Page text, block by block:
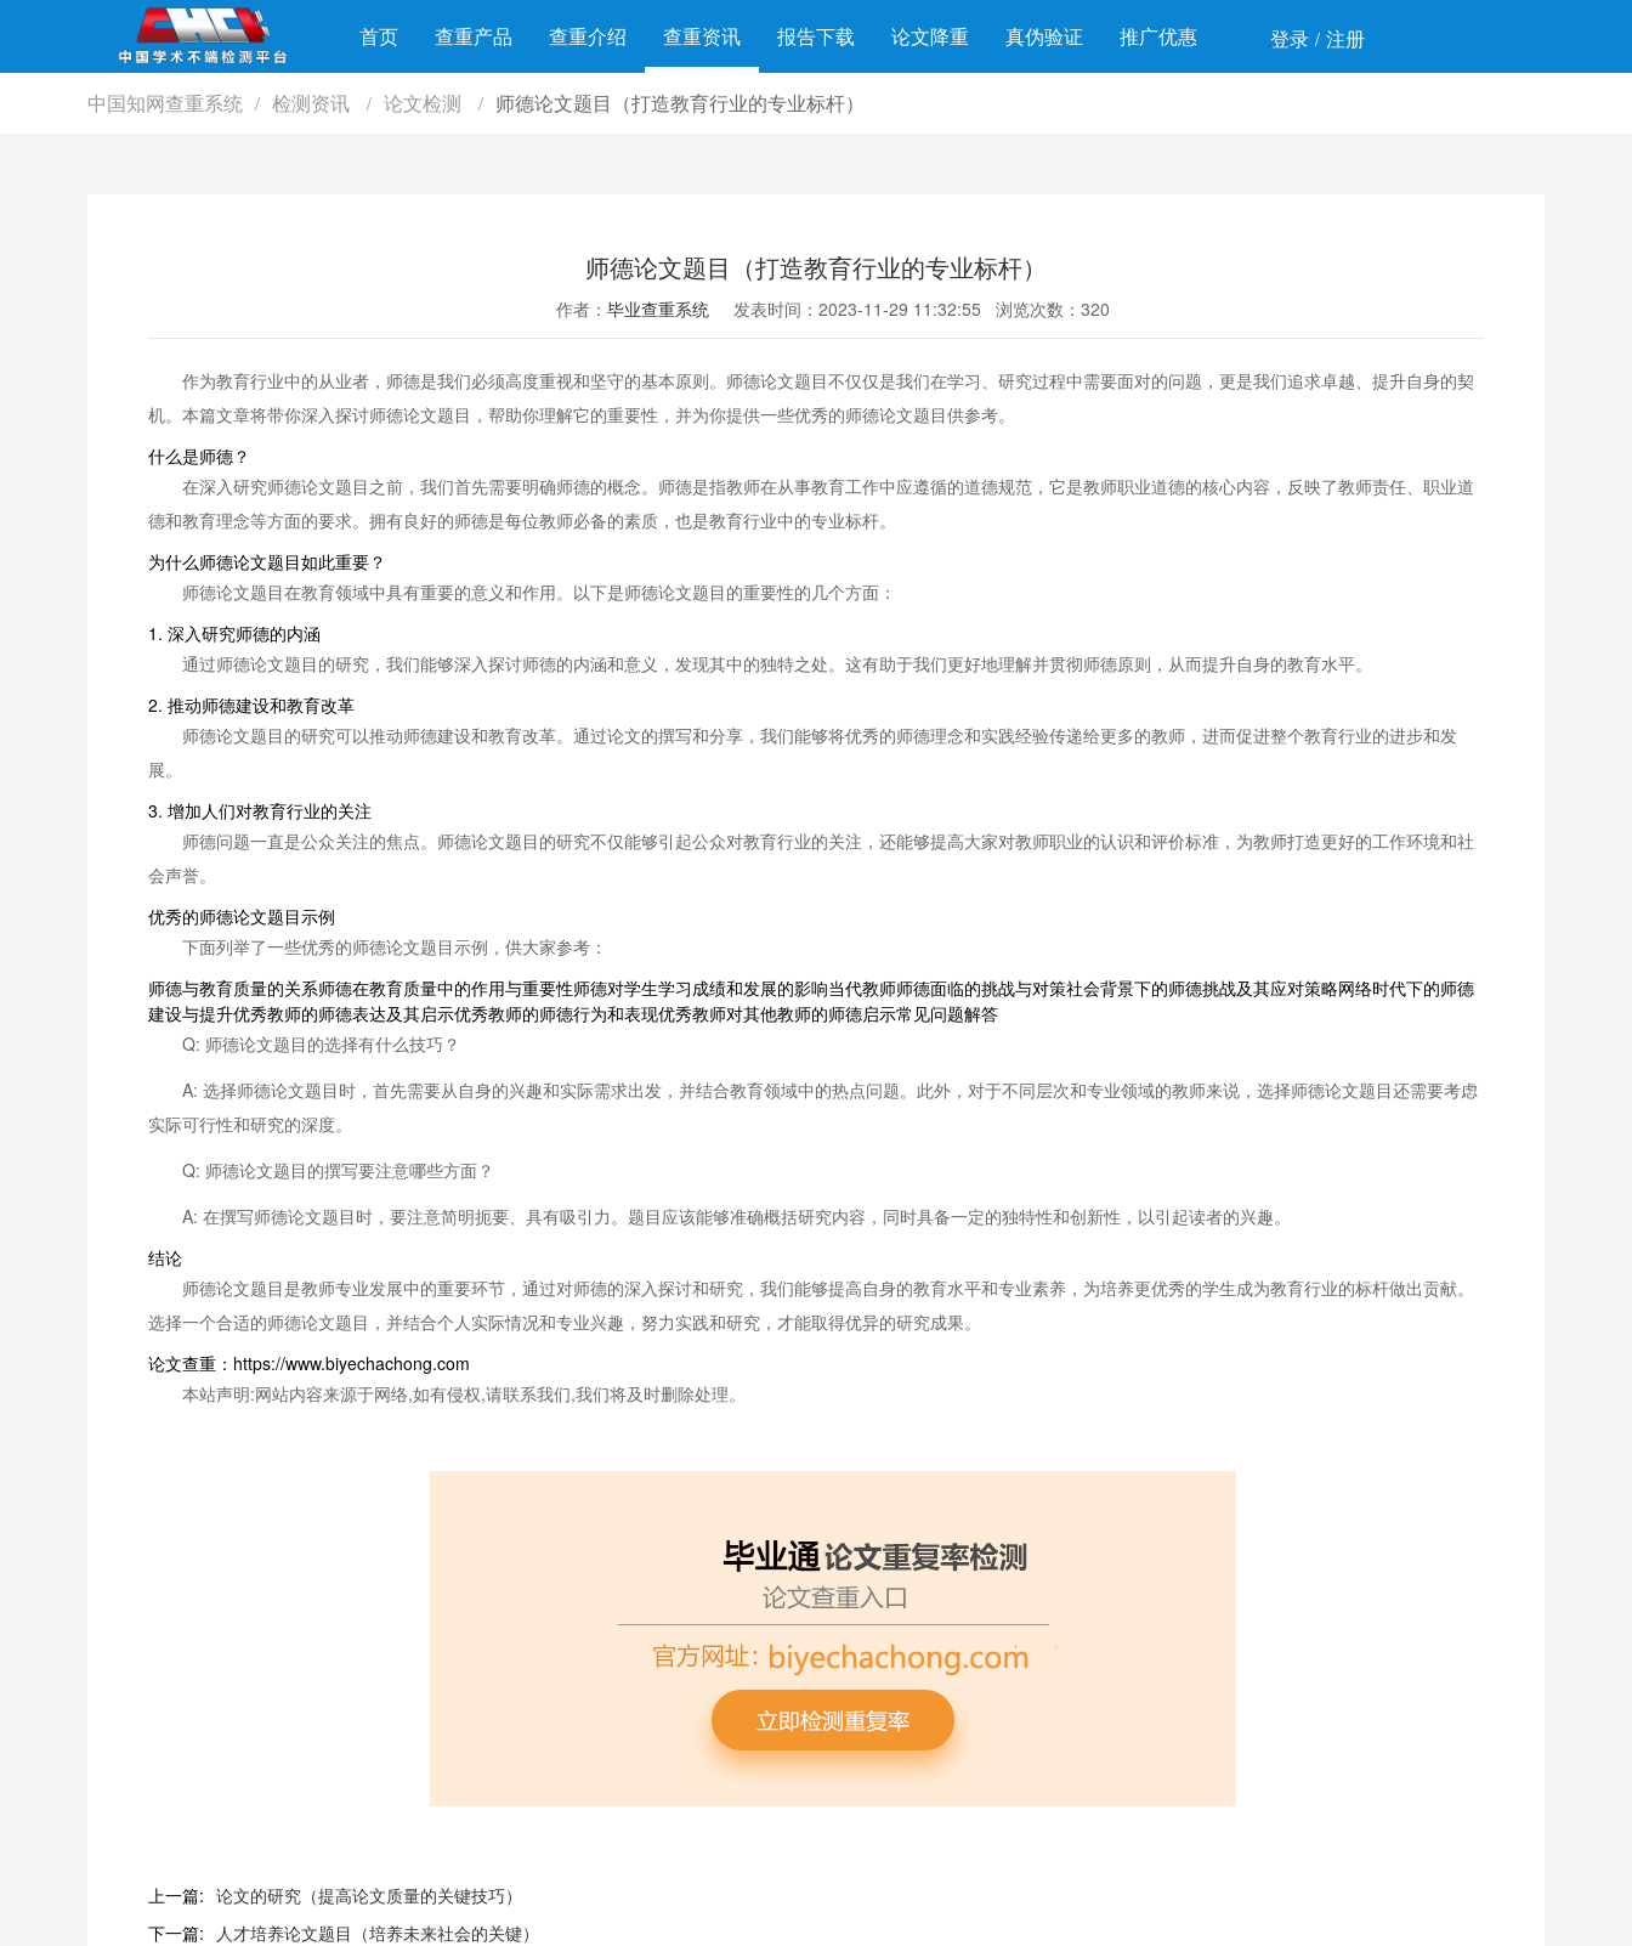
首页 查重产品 查重介绍 查重资讯 报告下载 论文降重 真伪验证 推广优惠 登录 / 注册
中国知网查重系统 / 检测资讯 / 论文检测 / 师德论文题目（打造教育行业的专业标杆）
师德论文题目（打造教育行业的专业标杆）
作者： 毕业查重系统 发表时间：2023-11-29 11:32:55 浏览次数：320
作为教育行业中的从业者，师德是我们必须高度重视和坚守的基本原则。师德论文题目不仅仅是我们在学习、研究过程中需要面对的问题，更是我们追求卓越、提升自身的契
机。本篇文章将带你深入探讨师德论文题目，帮助你理解它的重要性，并为你提供一些优秀的师德论文题目供参考。
什么是师德？
在深入研究师德论文题目之前，我们首先需要明确师德的概念。师德是指教师在从事教育工作中应遵循的道德规范，它是教师职业道德的核心内容，反映了教师责任、职业道
德和教育理念等方面的要求。拥有良好的师德是每位教师必备的素质，也是教育行业中的专业标杆。
为什么师德论文题目如此重要？
师德论文题目在教育领域中具有重要的意义和作用。以下是师德论文题目的重要性的几个方面：
1. 深入研究师德的内涵
通过师德论文题目的研究，我们能够深入探讨师德的内涵和意义，发现其中的独特之处。这有助于我们更好地理解并贯彻师德原则，从而提升自身的教育水平。
2. 推动师德建设和教育改革
师德论文题目的研究可以推动师德建设和教育改革。通过论文的撰写和分享，我们能够将优秀的师德理念和实践经验传递给更多的教师，进而促进整个教育行业的进步和发
展。
3. 增加人们对教育行业的关注
师德问题一直是公众关注的焦点。师德论文题目的研究不仅能够引起公众对教育行业的关注，还能够提高大家对教师职业的认识和评价标准，为教师打造更好的工作环境和社
会声誉。
优秀的师德论文题目示例
下面列举了一些优秀的师德论文题目示例，供大家参考：
师德与教育质量的关系师德在教育质量中的作用与重要性师德对学生学习成绩和发展的影响当代教师师德面临的挑战与对策社会背景下的师德挑战及其应对策略网络时代下的师德
建设与提升优秀教师的师德表达及其启示优秀教师的师德行为和表现优秀教师对其他教师的师德启示常见问题解答
Q: 师德论文题目的选择有什么技巧？
A: 选择师德论文题目时，首先需要从自身的兴趣和实际需求出发，并结合教育领域中的热点问题。此外，对于不同层次和专业领域的教师来说，选择师德论文题目还需要考虑
实际可行性和研究的深度。
Q: 师德论文题目的撰写要注意哪些方面？
A: 在撰写师德论文题目时，要注意简明扼要、具有吸引力。题目应该能够准确概括研究内容，同时具备一定的独特性和创新性，以引起读者的兴趣。
结论
师德论文题目是教师专业发展中的重要环节，通过对师德的深入探讨和研究，我们能够提高自身的教育水平和专业素养，为培养更优秀的学生成为教育行业的标杆做出贡献。
选择一个合适的师德论文题目，并结合个人实际情况和专业兴趣，努力实践和研究，才能取得优异的研究成果。
论文查重：https://www.biyechachong.com
本站声明:网站内容来源于网络,如有侵权,请联系我们,我们将及时删除处理。
上一篇: 论文的研究（提高论文质量的关键技巧）
下一篇:
人才培养论文题目（培养未来社会的关键）